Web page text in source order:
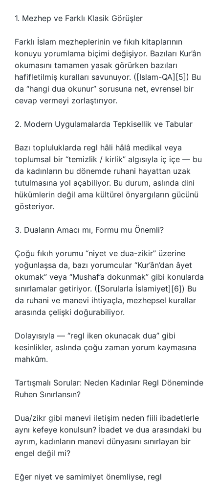
1. Mezhep ve Farklı Klasik Görüşler
Farklı İslam mezheplerinin ve fıkıh kitaplarının
konuyu yorumlama biçimi değişiyor. Bazıları Kur’ân
okumasını tamamen yasak görürken bazıları
hafifletilmiş kuralları savunuyor. ([Islam-QA][5]) Bu
da “hangi dua okunur” sorusuna net, evrensel bir
cevap vermeyi zorlaştırıyor.
2. Modern Uygulamalarda Tepkisellik ve Tabular
Bazı topluluklarda regl hâli hâlâ medikal veya
toplumsal bir “temizlik / kirlik” algısıyla iç içe — bu
da kadınların bu dönemde ruhani hayattan uzak
tutulmasına yol açabiliyor. Bu durum, aslında dini
hükümlerin değil ama kültürel önyargıların gücünü
gösteriyor.
3. Duaların Amacı mı, Formu mu Önemli?
Çoğu fıkıh yorumu “niyet ve dua-zikir” üzerine
yoğunlaşsa da, bazı yorumcular “Kur’ân’dan âyet
okumak” veya “Mushaf’a dokunmak” gibi konularda
sınırlamalar getiriyor. ([Sorularla İslamiyet][6]) Bu
da ruhani ve manevi ihtiyaçla, mezhepsel kurallar
arasında çelişki doğurabiliyor.
Dolayısıyla — “regl iken okunacak dua” gibi
kesinlikler, aslında çoğu zaman yorum kaymasına
mahkûm.
Tartışmalı Sorular: Neden Kadınlar Regl Döneminde
Ruhen Sınırlansın?
Dua/zikr gibi manevi iletişim neden fiili ibadetlerle
aynı kefeye konulsun? İbadet ve dua arasındaki bu
ayrım, kadınların manevi dünyasını sınırlayan bir
engel değil mi?
Eğer niyet ve samimiyet önemliyse, regl